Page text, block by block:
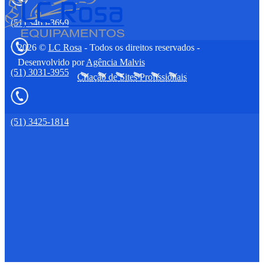
(51) 3465-3699
(51) 3031-3955
(51) 3425-1814
2026 © LC Rosa - Todos os direitos reservados -
Desenvolvido porAgência Malvis
Criação de Sites Profissionais